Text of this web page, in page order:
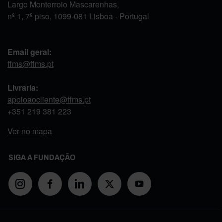
Largo Monterroio Mascarenhas,
nº 1, 7º piso, 1099-081 Lisboa - Portugal
Email geral:
ffms@ffms.pt
Livraria:
apoioaocliente@ffms.pt
+351 219 381 223
Ver no mapa
SIGA A FUNDAÇÃO